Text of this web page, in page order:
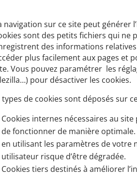
navigation sur ce site peut générer
sont des petits fichiers qui ne
des informations
plus facilement aux pages et
Vous pouvez paramétrer les
pour désactiver les cookies.
types de cookies sont déposés sur
Cookies internes nécessaires au
de fonctionner de manière
en utilisant les paramètres de votre
utilisateur risque d’être dégradée.
Cookies tiers destinés à améliorer